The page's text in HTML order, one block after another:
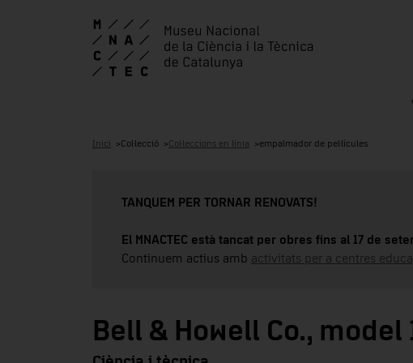
Inici Col·lecció Col·leccions en línia empalmador de pel·lícules
TANQUEM PER TORNAR RENOVATS!
El MNACTEC està tancat per obres fins al 17 de
Continuem actius amb activitats per a centres
Bell & Howell Co., model